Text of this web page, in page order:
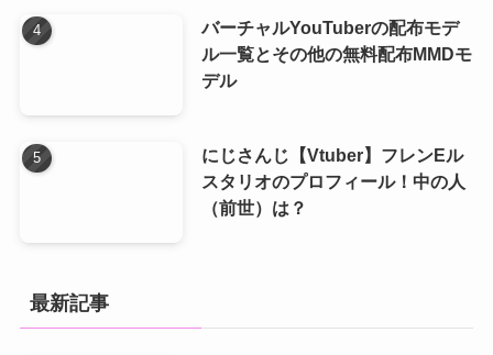
バーチャルYouTuberの配布モデ
ル一覧とその他の無料配布MMDモ
デル
にじさんじ【Vtuber】フレンEル
スタリオのプロフィール！中の人
（前世）は？
最新記事